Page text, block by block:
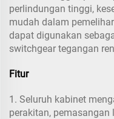
perlindungan tinggi,
mudah dalam
dapat digunakan
switchgear tegangan
Fitur
1. Seluruh kabinet
perakitan, pemasangan